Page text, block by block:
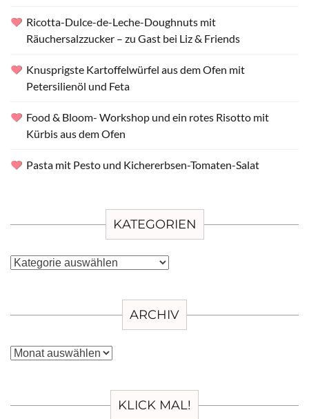
Ricotta-Dulce-de-Leche-Doughnuts mit
Räuchersalzzucker – zu Gast bei Liz & Friends
Knusprigste Kartoffelwürfel aus dem Ofen mit
Petersilienöl und Feta
Food & Bloom- Workshop und ein rotes Risotto mit
Kürbis aus dem Ofen
Pasta mit Pesto und Kichererbsen-Tomaten-Salat
KATEGORIEN
Kategorien
ARCHIV
Archiv
KLICK MAL!